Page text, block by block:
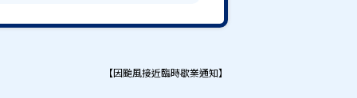
【因颱風接近臨時歇業通知】